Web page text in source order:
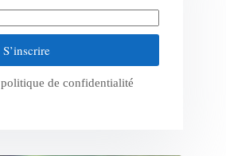
S’inscrire
politique de confidentialité